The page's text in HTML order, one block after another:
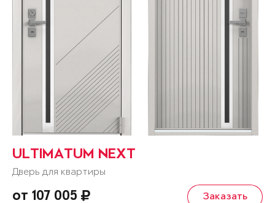
ULTIMATUM NEXT
Дверь для квартиры
от 107 005 Заказать